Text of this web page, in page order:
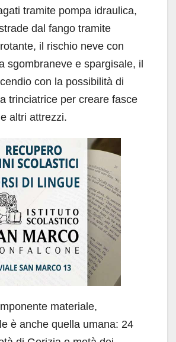
tramite pompa idraulica,
dal fango tramite
il rischio neve con
sgombraneve e spargisale, il
con la possibilità di
trinciatrice per creare fasce
altri attrezzi.
materiale,
è anche quella umana: 24